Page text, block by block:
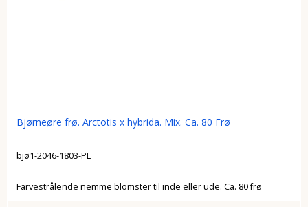
Bjørneøre frø. Arctotis x hybrida. Mix. Ca. 80 Frø
bjø1-2046-1803-PL
Farvestrålende nemme blomster til inde eller ude. Ca. 80 frø